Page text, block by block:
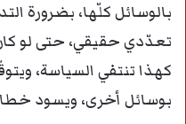
بالوسائل كلّها، بضرورة
تعدّدي حقيقي، حتى لو
كهذا تنتفي السياسة،
بوسائل أخرى، ويسود